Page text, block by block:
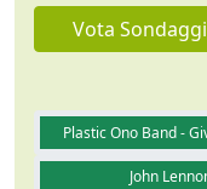
Vota
Plastic Ono Band -
John